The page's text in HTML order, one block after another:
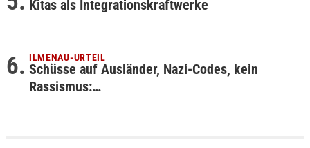
Kitas als Integrationskraftwerke
ILMENAU-URTEIL
Schüsse auf Ausländer, Nazi-Codes, kein
Rassismus:…